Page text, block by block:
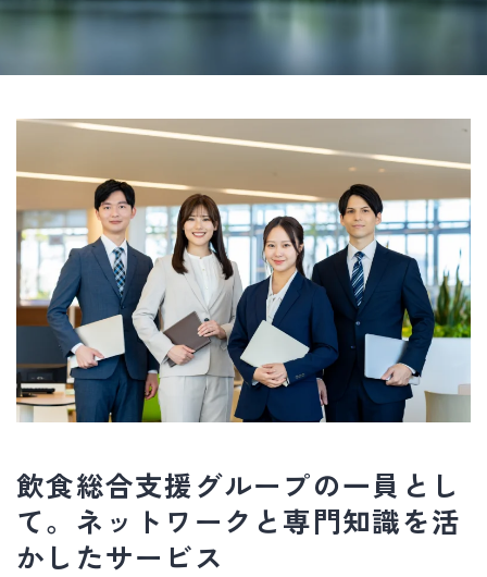
飲食総合支援グループの一員とし
て。ネットワークと専門知識を活
かしたサービス